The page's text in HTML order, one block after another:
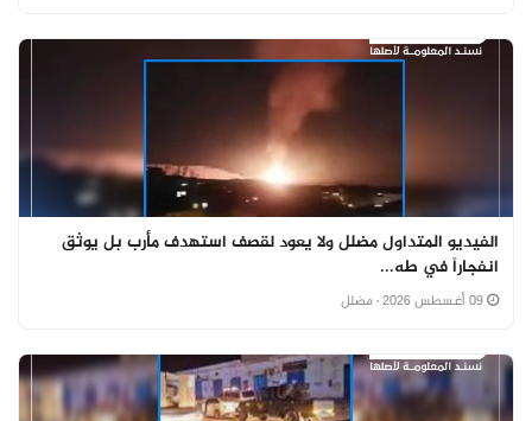
الفيديو المتداول مضلل ولا يعود لقصف استهدف مأرب بل يوثق
انفجاراً في طه...
· مضلل